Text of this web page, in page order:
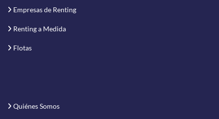
Empresas de Renting
Renting a Medida
Flotas
Quiénes Somos